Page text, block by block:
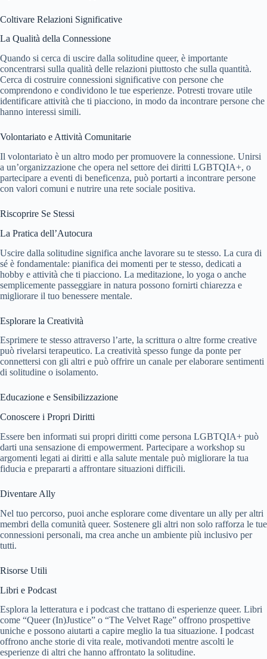
Coltivare Relazioni Significative
La Qualità della Connessione
Quando si cerca di uscire dalla solitudine queer, è importante
concentrarsi sulla qualità delle relazioni piuttosto che sulla quantità.
Cerca di costruire connessioni significative con persone che
comprendono e condividono le tue esperienze. Potresti trovare utile
identificare attività che ti piacciono, in modo da incontrare persone che
hanno interessi simili.
Volontariato e Attività Comunitarie
Il volontariato è un altro modo per promuovere la connessione. Unirsi
a un’organizzazione che opera nel settore dei diritti LGBTQIA+, o
partecipare a eventi di beneficenza, può portarti a incontrare persone
con valori comuni e nutrire una rete sociale positiva.
Riscoprire Se Stessi
La Pratica dell’Autocura
Uscire dalla solitudine significa anche lavorare su te stesso. La cura di
sé è fondamentale: pianifica dei momenti per te stesso, dedicati a
hobby e attività che ti piacciono. La meditazione, lo yoga o anche
semplicemente passeggiare in natura possono fornirti chiarezza e
migliorare il tuo benessere mentale.
Esplorare la Creatività
Esprimere te stesso attraverso l’arte, la scrittura o altre forme creative
può rivelarsi terapeutico. La creatività spesso funge da ponte per
connettersi con gli altri e può offrire un canale per elaborare sentimenti
di solitudine o isolamento.
Educazione e Sensibilizzazione
Conoscere i Propri Diritti
Essere ben informati sui propri diritti come persona LGBTQIA+ può
darti una sensazione di empowerment. Partecipare a workshop su
argomenti legati ai diritti e alla salute mentale può migliorare la tua
fiducia e prepararti a affrontare situazioni difficili.
Diventare Ally
Nel tuo percorso, puoi anche esplorare come diventare un ally per altri
membri della comunità queer. Sostenere gli altri non solo rafforza le tue
connessioni personali, ma crea anche un ambiente più inclusivo per
tutti.
Risorse Utili
Libri e Podcast
Esplora la letteratura e i podcast che trattano di esperienze queer. Libri
come “Queer (In)Justice” o “The Velvet Rage” offrono prospettive
uniche e possono aiutarti a capire meglio la tua situazione. I podcast
offrono anche storie di vita reale, motivandoti mentre ascolti le
esperienze di altri che hanno affrontato la solitudine.